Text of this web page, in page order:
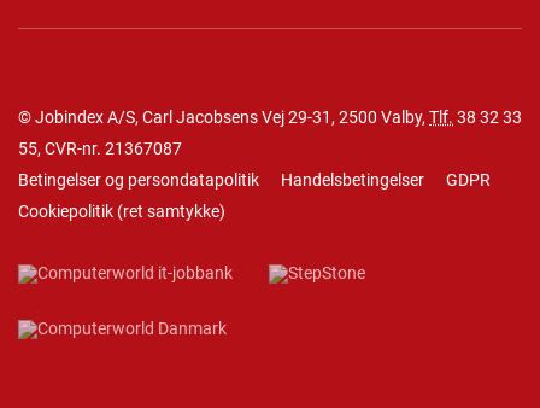
© Jobindex A/S, Carl Jacobsens Vej 29-31, 2500 Valby, Tlf. 38 32 33
55, CVR-nr. 21367087
Betingelser og persondatapolitik
Handelsbetingelser
GDPR
Cookiepolitik (ret samtykke)